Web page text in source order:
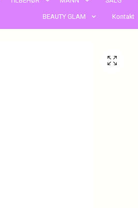
BEAUTY GLAM Kontakt